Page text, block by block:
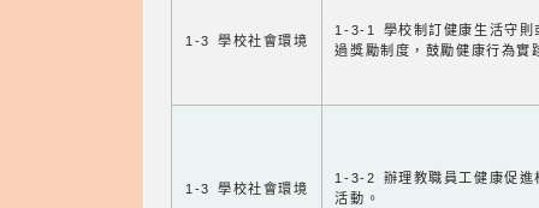
1-3 學校社會環境
1-3-1 學校制訂健康生活守則
過獎勵制度，鼓勵健康行為實
1-3 學校社會環境
1-3-2 辦理教職員工健康促進
活動。